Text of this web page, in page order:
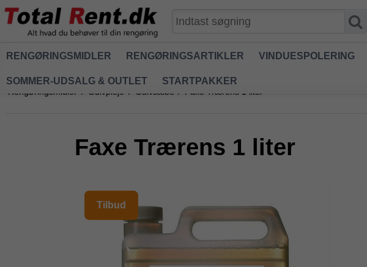
RENGØRINGSMIDLER RENGØRINGSARTIKLER VINDUESPOLERING
SOMMER-UDSALG & OUTLET STARTPAKKER
Rengøringsmidler / Gulvpleje / Gulvsæbe / Faxe Trærens 1 liter
Faxe Trærens 1 liter
Tilbud